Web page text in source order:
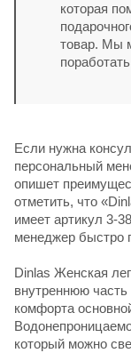
которая
товар. Мы
Если нужна
персональный
опишет
отметить, что
имеет артикул 3-
менеджер быстро
Dinlas Женская
внутреннюю
комфорта
который можно